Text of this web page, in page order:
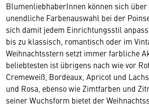
BlumenliebhaberInnen können sich über
unendliche Farbenauswahl bei der
sich damit jedem Einrichtungsstil
bis zu klassisch, romantisch oder im
Weihnachtsstern setzt immer farbliche
beliebtesten ist übrigens nach wie vor
Cremeweiß, Bordeaux, Apricot und
und Rosa, ebenso wie Zimtfarben und
seiner Wuchsform bietet der